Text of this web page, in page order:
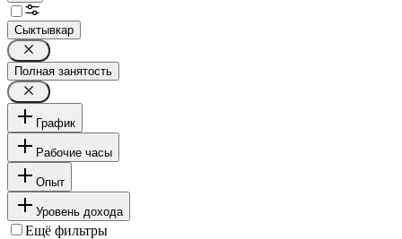
Сыктывкар
Полная занятость
График
Рабочие часы
Опыт
Уровень дохода
Ещё фильтры